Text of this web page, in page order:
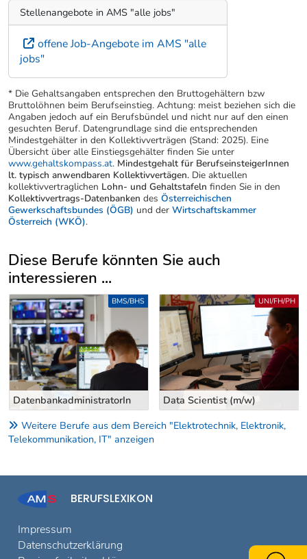
Stellenangebote in AMS "alle jobs"
offene Job-Angebote im AMS "alle
jobs"
* Die Gehaltsangaben entsprechen den Bruttogehältern bzw
Bruttolöhnen beim Berufseinstieg. Achtung: meist beziehen sich die
Angaben jedoch auf ein Berufsbündel und nicht nur auf den einen
gesuchten Beruf. Datengrundlage sind die entsprechenden
Mindestgehälter in den Kollektivverträgen (Stand: 2025). Eine
Übersicht über alle Einstiegsgehälter finden Sie unter
www.gehaltskompass.at. Mindestgehalt für BerufseinsteigerInnen
lt. typisch anwendbaren Kollektivvertägen. Die aktuellen
kollektivvertraglichen Lohn- und Gehaltstafeln finden Sie in den
Kollektivvertrags-Datenbanken des Österreichischen
Gewerkschaftsbundes (ÖGB) und der Wirtschaftskammer
Österreich (WKÖ).
Diese Berufe könnten Sie auch
interessieren ...
Uber weitere Berufsvorschläge
DatenbankadministratorIn
BMS/BHS
Data Scientist (m/w)
UNI/FH/PH
Weitere Berufe aus dem Bereich "Elektrotechnik, Elektronik,
Telekommunikation, IT" anzeigen
BERUFSLEXIKON
Impressum
Datenschutzerklärung